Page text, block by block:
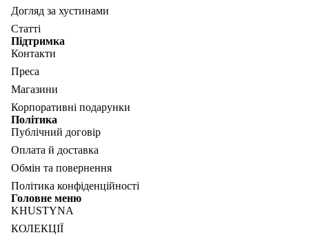
Догляд за хустинами
Статті
Підтримка
Контакти
Преса
Магазини
Корпоративні подарунки
Політика
Публічний договір
Оплата й доставка
Обмін та повернення
Політика конфіденційності
Головне меню
KHUSTYNA
КОЛЕКЦІЇ